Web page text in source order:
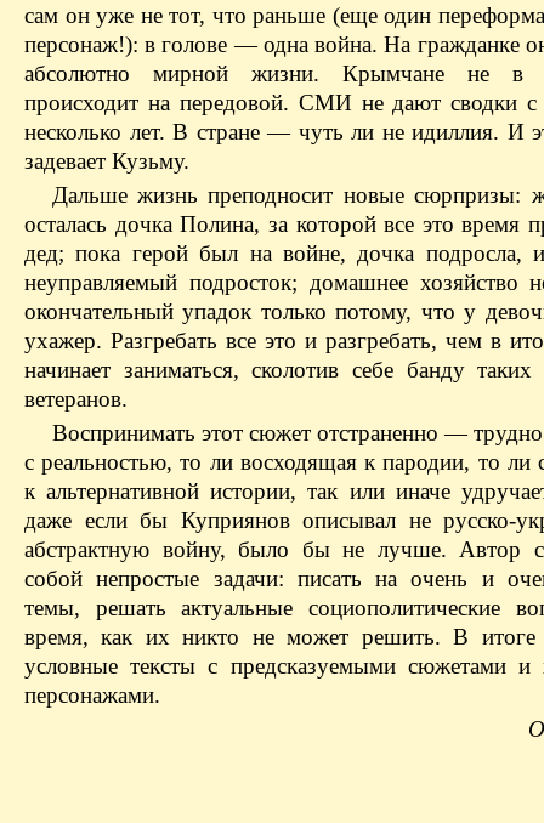
сам он уже не тот, что раньше (еще один
персонаж!): в голове — одна война. На гражданке
абсолютно мирной жизни. Крымчане не в
происходит на передовой. СМИ не дают сводки
несколько лет. В стране — чуть ли не идиллия. И
задевает Кузьму.
Дальше жизнь преподносит новые сюрпризы:
осталась дочка Полина, за которой все это время
дед; пока герой был на войне, дочка подросла,
неуправляемый подросток; домашнее хозяйство
окончательный упадок только потому, что у
ухажер. Разгребать все это и разгребать, чем в
начинает заниматься, сколотив себе банду
ветеранов.
Воспринимать этот сюжет отстраненно —
с реальностью, то ли восходящая к пародии, то ли
к альтернативной истории, так или иначе
даже если бы Куприянов описывал не русско-
абстрактную войну, было бы не лучше. Автор
собой непростые задачи: писать на очень и
темы, решать актуальные социополитические
время, как их никто не может решить. В итоге
условные тексты с предсказуемыми сюжетами и
персонажами.